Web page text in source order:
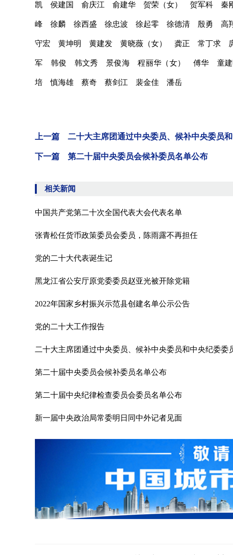
凯 侯建国 俞庆江 俞建华 贺荣（女） 贺军科
峰 徐麟 徐西盛 徐忠波 徐起零 徐德清 殷勇
守宏 黄坤明 黄建发 黄晓薇（女） 龚正 常丁求
军 韩俊 韩文秀 景俊海 程丽华（女） 傅华 童
培 慎海雄 蔡奇 蔡剑江 裴金佳 潘岳
上一篇 二十大主席团通过中央委员、候补中央委员和
下一篇 第二十届中央委员会候补委员名单公布
相关新闻
中国共产党第二十次全国代表大会代表名单
张青松任货币政策委员会委员，陈雨露不再担任
党的二十大代表诞生记
黑龙江省公安厅原党委委员赵亚光被开除党籍
2022年国家乡村振兴示范县创建名单公示公告
党的二十大工作报告
二十大主席团通过中央委员、候补中央委员和中央纪委委
第二十届中央委员会候补委员名单公布
第二十届中央纪律检查委员会委员名单公布
新一届中央政治局常委明日同中外记者见面